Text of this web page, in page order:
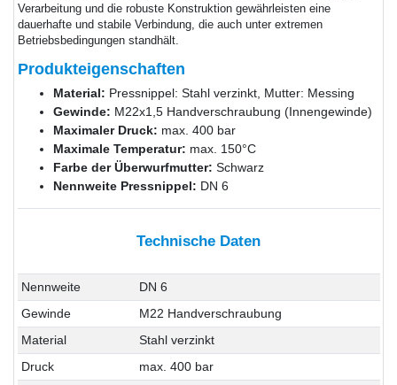
Verarbeitung und die robuste Konstruktion gewährleisten eine
dauerhafte und stabile Verbindung, die auch unter extremen
Betriebsbedingungen standhält.
Produkteigenschaften
Material: Pressnippel: Stahl verzinkt, Mutter: Messing
Gewinde: M22x1,5 Handverschraubung (Innengewinde)
Maximaler Druck: max. 400 bar
Maximale Temperatur: max. 150°C
Farbe der Überwurfmutter: Schwarz
Nennweite Pressnippel: DN 6
Technische Daten
Nennweite
DN 6
Gewinde
M22 Handverschraubung
Material
Stahl verzinkt
Druck
max. 400 bar